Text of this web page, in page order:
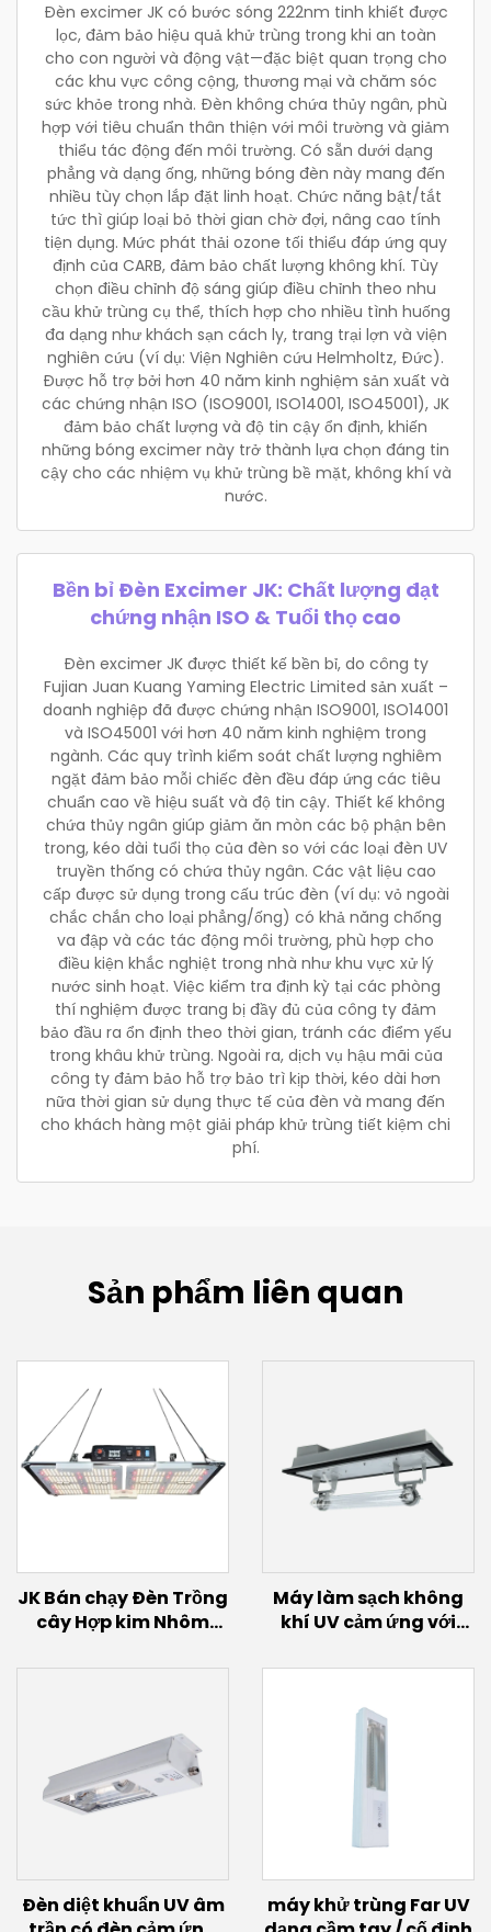
Đèn excimer JK có bước sóng 222nm tinh khiết được
lọc, đảm bảo hiệu quả khử trùng trong khi an toàn
cho con người và động vật—đặc biệt quan trọng cho
các khu vực công cộng, thương mại và chăm sóc
sức khỏe trong nhà. Đèn không chứa thủy ngân, phù
hợp với tiêu chuẩn thân thiện với môi trường và giảm
thiểu tác động đến môi trường. Có sẵn dưới dạng
phẳng và dạng ống, những bóng đèn này mang đến
nhiều tùy chọn lắp đặt linh hoạt. Chức năng bật/tắt
tức thì giúp loại bỏ thời gian chờ đợi, nâng cao tính
tiện dụng. Mức phát thải ozone tối thiểu đáp ứng quy
định của CARB, đảm bảo chất lượng không khí. Tùy
chọn điều chỉnh độ sáng giúp điều chỉnh theo nhu
cầu khử trùng cụ thể, thích hợp cho nhiều tình huống
đa dạng như khách sạn cách ly, trang trại lợn và viện
nghiên cứu (ví dụ: Viện Nghiên cứu Helmholtz, Đức).
Được hỗ trợ bởi hơn 40 năm kinh nghiệm sản xuất và
các chứng nhận ISO (ISO9001, ISO14001, ISO45001), JK
đảm bảo chất lượng và độ tin cậy ổn định, khiến
những bóng excimer này trở thành lựa chọn đáng tin
cậy cho các nhiệm vụ khử trùng bề mặt, không khí và
nước.
Bền bỉ Đèn Excimer JK: Chất lượng đạt
chứng nhận ISO & Tuổi thọ cao
Đèn excimer JK được thiết kế bền bỉ, do công ty
Fujian Juan Kuang Yaming Electric Limited sản xuất –
doanh nghiệp đã được chứng nhận ISO9001, ISO14001
và ISO45001 với hơn 40 năm kinh nghiệm trong
ngành. Các quy trình kiểm soát chất lượng nghiêm
ngặt đảm bảo mỗi chiếc đèn đều đáp ứng các tiêu
chuẩn cao về hiệu suất và độ tin cậy. Thiết kế không
chứa thủy ngân giúp giảm ăn mòn các bộ phận bên
trong, kéo dài tuổi thọ của đèn so với các loại đèn UV
truyền thống có chứa thủy ngân. Các vật liệu cao
cấp được sử dụng trong cấu trúc đèn (ví dụ: vỏ ngoài
chắc chắn cho loại phẳng/ống) có khả năng chống
va đập và các tác động môi trường, phù hợp cho
điều kiện khắc nghiệt trong nhà như khu vực xử lý
nước sinh hoạt. Việc kiểm tra định kỳ tại các phòng
thí nghiệm được trang bị đầy đủ của công ty đảm
bảo đầu ra ổn định theo thời gian, tránh các điểm yếu
trong khâu khử trùng. Ngoài ra, dịch vụ hậu mãi của
công ty đảm bảo hỗ trợ bảo trì kịp thời, kéo dài hơn
nữa thời gian sử dụng thực tế của đèn và mang đến
cho khách hàng một giải pháp khử trùng tiết kiệm chi
phí.
Sản phẩm liên quan
JK Bán chạy Đèn Trồng
cây Hợp kim Nhôm
Ánh sáng Quang phổ
Trồng cho Cây Trong
nhà
Máy làm sạch không
khí UV cảm ứng với
(200W~600W)
Đèn diệt khuẩn UV âm
máy khử trùng Far UV